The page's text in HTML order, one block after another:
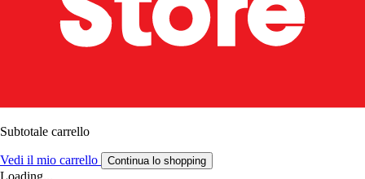
Subtotale carrello
Vedi il mio carrello Continua lo shopping
Loading...